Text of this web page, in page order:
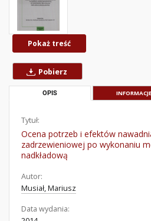
Pokaż treść
Pobierz
OPIS INFORMACJE
Tytuł:
Ocena potrzeb i efektów
zadrzewieniowej po wykonaniu
nadkładową
Autor:
Musiał, Mariusz
Data wydania: